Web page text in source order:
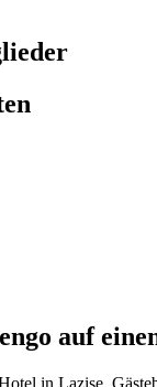
auf
in Lazise.